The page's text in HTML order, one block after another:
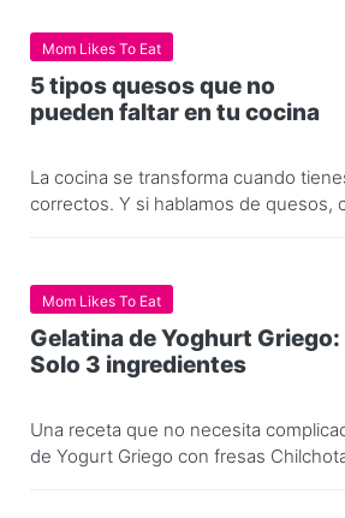
Mom Likes To Eat
5 tipos quesos que no
pueden faltar en tu cocina
La cocina se transforma cuando
correctos. Y si hablamos de quesos,
Mom Likes To Eat
Gelatina de Yoghurt Griego:
Solo 3 ingredientes
Una receta que no necesita
de Yogurt Griego con fresas